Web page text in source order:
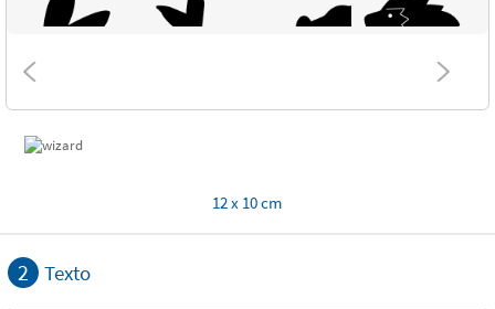
12 x 10 cm
2 Texto